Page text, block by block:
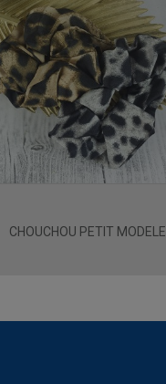
CHOUCHOU PETIT MODELE